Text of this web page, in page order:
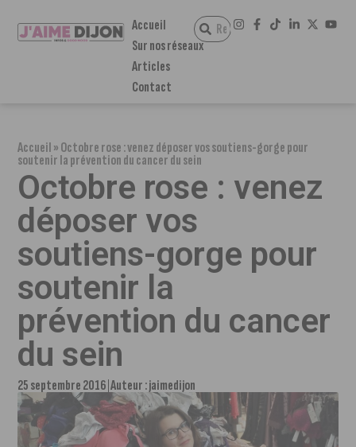
Accueil
Sur nos réseaux
Articles
Contact
Accueil»Octobre rose : venez déposer vos soutiens-gorge pour
soutenir la prévention du cancer du sein
Octobre rose : venez
déposer vos
soutiens-gorge pour
soutenir la
prévention du cancer
du sein
25 septembre 2016 Auteur :jaimedijon